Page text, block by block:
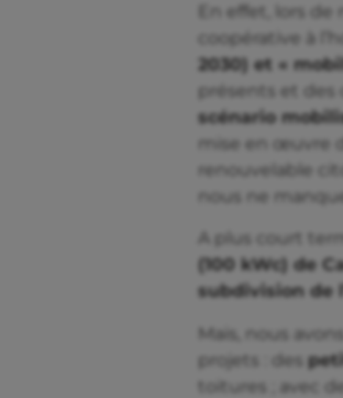
En effet, lors
coopérative à
2030) et «
présents et des
scénario
mise en œuvre
renouvelable
nous ne
A plus court
(100 kWc) de
subdivision de
Mais, nous
projets : des
toitures ; avec